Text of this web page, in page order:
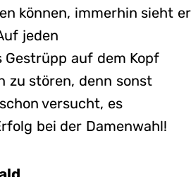
können, immerhin sieht er
jeden
Gestrüpp auf dem Kopf
zu stören, denn sonst
versucht, es
bei der Damenwahl!